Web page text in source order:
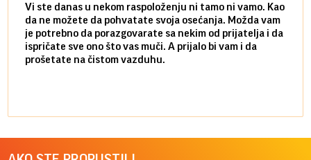
Vi ste danas u nekom raspoloženju ni tamo ni vamo. Kao
da ne možete da pohvatate svoja osećanja. Možda vam
je potrebno da porazgovarate sa nekim od prijatelja i da
ispričate sve ono što vas muči. A prijalo bi vam i da
prošetate na čistom vazduhu.